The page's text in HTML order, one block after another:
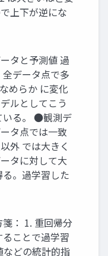
上下が逆にな
タと予測値 過
データ点で多
めらか に変化
ルとしてこう
いる。 ●観測デ
タ点では一致
外 では大きく
タに対して大
。過学習した
： 1. 重回帰分
ことで過学習
どの統計的指